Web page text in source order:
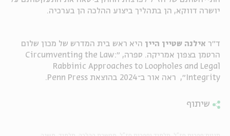
יושרה דווקא, הן בתהליך ביצוע ההלכה הן בערכיה.
ד״ר אילנה שטיין היין היא ראש בית המדרש של מכון שלום
הרטמן בצפון אמריקה. ספרה, ״Circumventing the Law:
Rabbinic Approaches to Loopholes and Legal
Integrity״, ראה אור ב־2024 בהוצאת Penn Press.
שיתוף